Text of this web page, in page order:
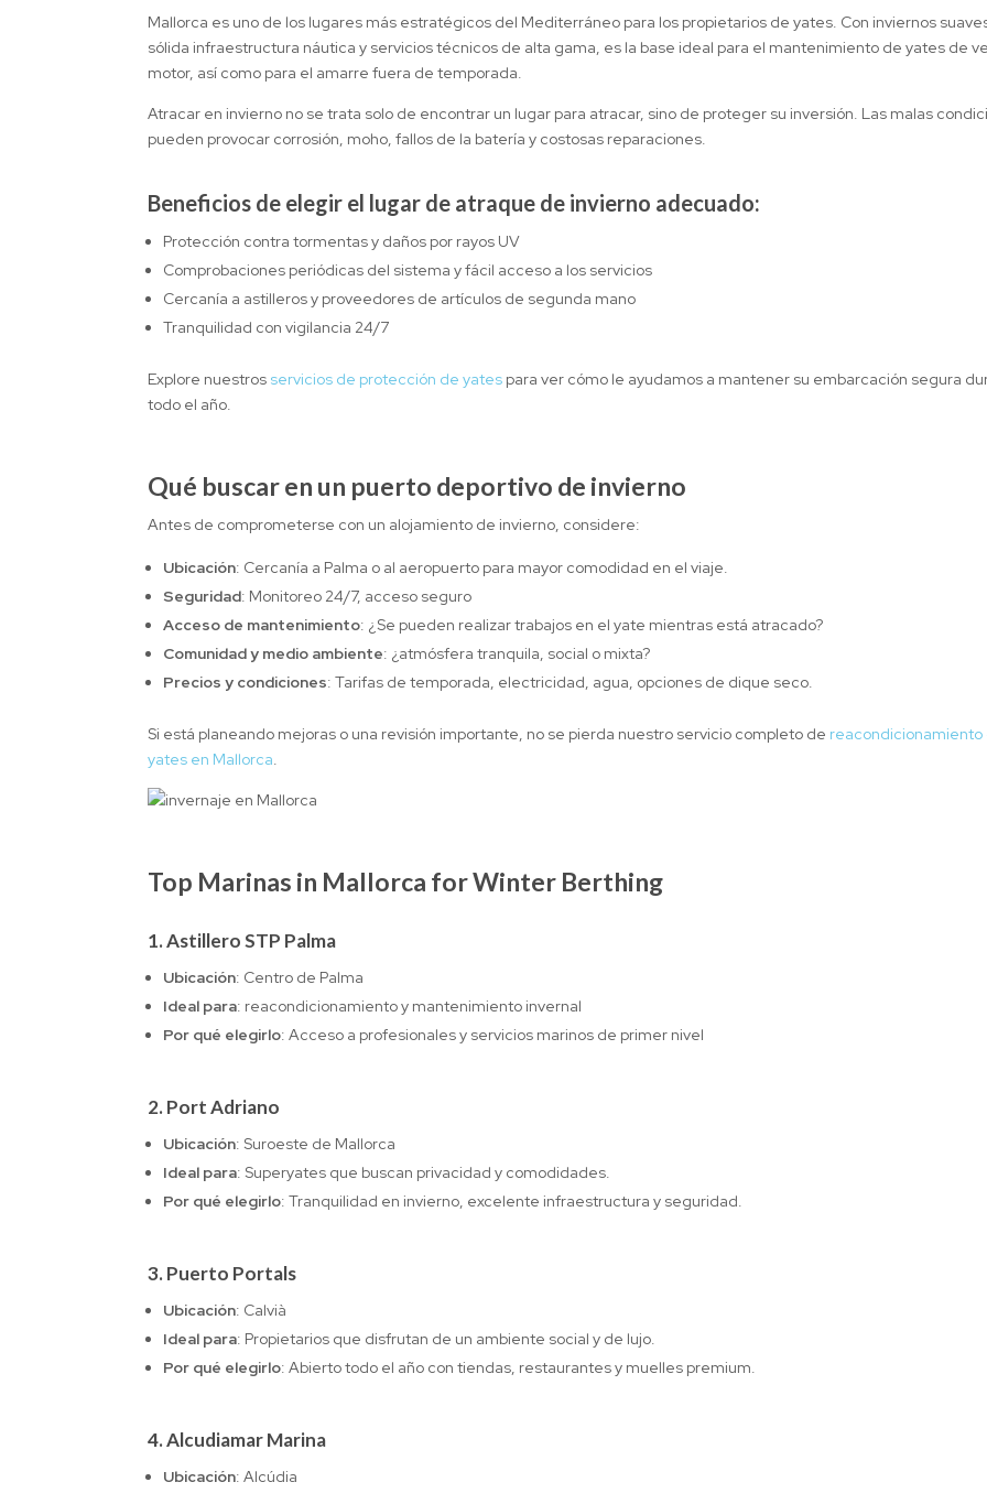
Mallorca es uno de los lugares más estratégicos del Mediterráneo para los propietarios de yates. Con inviernos
sólida infraestructura náutica y servicios técnicos de alta gama, es la base ideal para el mantenimiento de yates de
motor, así como para el amarre fuera de temporada.
Atracar en invierno no se trata solo de encontrar un lugar para atracar, sino de proteger su inversión. Las malas
pueden provocar corrosión, moho, fallos de la batería y costosas reparaciones.
Beneficios de elegir el lugar de atraque de invierno adecuado:
Protección contra tormentas y daños por rayos UV
Comprobaciones periódicas del sistema y fácil acceso a los servicios
Cercanía a astilleros y proveedores de artículos de segunda mano
Tranquilidad con vigilancia 24/7
Explore nuestros servicios de protección de yates para ver cómo le ayudamos a mantener su embarcación segura
todo el año.
Qué buscar en un puerto deportivo de invierno
Antes de comprometerse con un alojamiento de invierno, considere:
Ubicación: Cercanía a Palma o al aeropuerto para mayor comodidad en el viaje.
Seguridad: Monitoreo 24/7, acceso seguro
Acceso de mantenimiento: ¿Se pueden realizar trabajos en el yate mientras está atracado?
Comunidad y medio ambiente: ¿atmósfera tranquila, social o mixta?
Precios y condiciones: Tarifas de temporada, electricidad, agua, opciones de dique seco.
Si está planeando mejoras o una revisión importante, no se pierda nuestro servicio completo de reacondicionamiento
yates en Mallorca
Top Marinas in Mallorca for Winter Berthing
1.Astillero STP Palma
Ubicación: Centro de Palma
Ideal para: reacondicionamiento y mantenimiento invernal
Por qué elegirlo: Acceso a profesionales y servicios marinos de primer nivel
2. Port Adriano
Ubicación: Suroeste de Mallorca
Ideal para: Superyates que buscan privacidad y comodidades.
Por qué elegirlo: Tranquilidad en invierno, excelente infraestructura y seguridad.
3. Puerto Portals
Ubicación: Calvià
Ideal para: Propietarios que disfrutan de un ambiente social y de lujo.
Por qué elegirlo: Abierto todo el año con tiendas, restaurantes y muelles premium.
4.Alcudiamar Marina
Ubicación: Alcúdia